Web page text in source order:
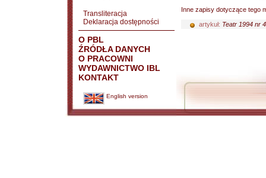
Transliteracja
Deklaracja dostępności
O PBL
ŹRÓDŁA DANYCH
O PRACOWNI
WYDAWNICTWO IBL
KONTAKT
English version
Inne zapisy dotyczące tego
artykuł: Teatr 1994 nr